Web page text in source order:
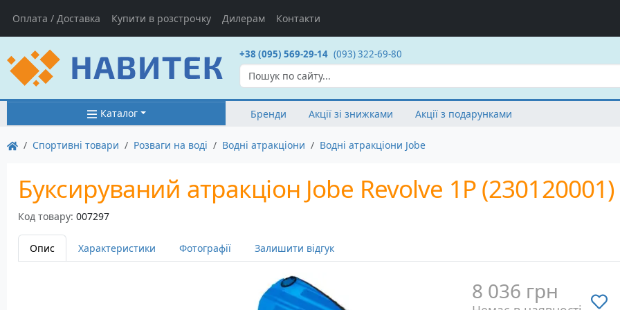
Оплата / Доставка Купити в розстрочку Дилерам Контакти
+38 (095) 569-29-14 (093) 322-69-80
Каталог Бренди Акції зі знижками Акції з подарунками
Спортивні товари Розваги на воді Водні атракціони Водні атракціони Jobe
Буксируваний атракціон Jobe Revolve 1P (230120001)
Код товару: 007297
Опис Характеристики Фотографії Залишити відгук
8 036 грн